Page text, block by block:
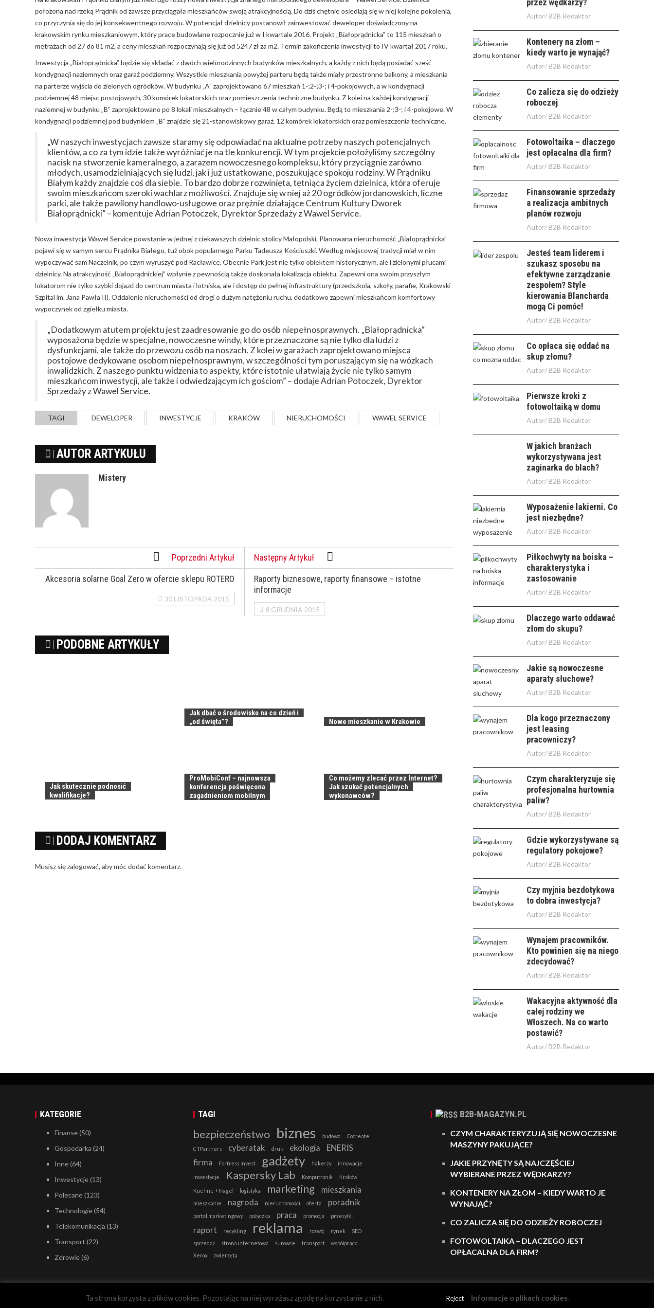
położona nad rzeką Prądnik od zawsze przyciągała mieszkańców swoją atrakcyjnością. Do dziś chętnie osiedlają się w niej kolejne pokolenia,
co przyczynia się do jej konsekwentnego rozwoju. W potencjał dzielnicy postanowił zainwestować deweloper doświadczony na
krakowskim rynku mieszkaniowym, który prace budowlane rozpocznie już w I kwartale 2016. Projekt „Białoprądnicka” to 115 mieszkań o
metrażach od 27 do 81 m2, a ceny mieszkań rozpoczynają się już od 5247 zł za m2. Termin zakończenia inwestycji to IV kwartał 2017 roku.
Inwestycja „Białoprądnicka” będzie się składać z dwóch wielorodzinnych budynków mieszkalnych, a każdy z nich będą posiadać sześć
kondygnacji naziemnych oraz garaż podziemny. Wszystkie mieszkania powyżej parteru będą także miały przestronne balkony, a mieszkania
na parterze wyjścia do zielonych ogródków. W budynku „A” zaprojektowano 67 mieszkań 1-;2-;3-; i 4-pokojowych, a w kondygnacji
podziemnej 48 miejsc postojowych, 30 komórek lokatorskich oraz pomieszczenia techniczne budynku. Z kolei na każdej kondygnacji
naziemnej w budynku „B” zaprojektowano po 8 lokali mieszkalnych – łącznie 48 w całym budynku. Będą to mieszkania 2-;3-; i 4-pokojowe. W
kondygnacji podziemnej pod budynkiem „B” znajdzie się 21-stanowiskowy garaż, 12 komórek lokatorskich oraz pomieszczenia techniczne.
„W naszych inwestycjach zawsze staramy się odpowiadać na aktualne potrzeby naszych potencjalnych
klientów, a co za tym idzie także wyróżniać je na tle konkurencji. W tym projekcie położyliśmy szczególny
nacisk na stworzenie kameralnego, a zarazem nowoczesnego kompleksu, który przyciągnie zarówno
młodych, usamodzielniających się ludzi, jak i już ustatkowane, poszukujące spokoju rodziny. W Prądniku
Białym każdy znajdzie coś dla siebie. To bardzo dobrze rozwinięta, tętniąca życiem dzielnica, która oferuje
swoim mieszkańcom szeroki wachlarz możliwości. Znajduje się w niej aż 20 ogródków jordanowskich, liczne
parki, ale także pawilony handlowo-usługowe oraz prężnie działające Centrum Kultury Dworek
Białoprądnicki” – komentuje Adrian Potoczek, Dyrektor Sprzedaży z Wawel Service.
Nowa inwestycja Wawel Service powstanie w jednej z ciekawszych dzielnic stolicy Małopolski. Planowana nieruchomość „Białoprądnicka”
pojawi się w samym sercu Prądnika Białego, tuż obok popularnego Parku Tadeusza Kościuszki. Według miejscowej tradycji miał w nim
wypoczywać sam Naczelnik, po czym wyruszyć pod Racławice. Obecnie Park jest nie tylko obiektem historycznym, ale i zielonymi płucami
dzielnicy. Na atrakcyjność „Białoprądnickiej” wpłynie z pewnością także doskonała lokalizacja obiektu. Zapewni ona swoim przyszłym
lokatorom nie tylko szybki dojazd do centrum miasta i lotniska, ale i dostęp do pełnej infrastruktury (przedszkola, szkoły, parafie, Krakowski
Szpital im. Jana Pawła II). Oddalenie nieruchomości od drogi o dużym natężeniu ruchu, dodatkowo zapewni mieszkańcom komfortowy
wypoczynek od zgiełku miasta.
„Dodatkowym atutem projektu jest zaadresowanie go do osób niepełnosprawnych. „Białoprądnicka”
wyposażona będzie w specjalne, nowoczesne windy, które przeznaczone są nie tylko dla ludzi z
dysfunkcjami, ale także do przewozu osób na noszach. Z kolei w garażach zaprojektowano miejsca
postojowe dedykowane osobom niepełnosprawnym, w szczególności tym poruszającym się na wózkach
inwalidzkich. Z naszego punktu widzenia to aspekty, które istotnie ułatwiają życie nie tylko samym
mieszkańcom inwestycji, ale także i odwiedzającym ich gościom” – dodaje Adrian Potoczek, Dyrektor
Sprzedaży z Wawel Service.
TAGI DEWELOPER INWESTYCJE KRAKÓW NIERUCHOMOŚCI WAWEL SERVICE
AUTOR ARTYKUŁU
Mistery
Poprzedni Artykuł
Akcesoria solarne Goal Zero w ofercie sklepu ROTERO
30 LISTOPADA 2015
Następny Artykuł
Raporty biznesowe, raporty finansowe – istotne
informacje
8 GRUDNIA 2015
PODOBNE ARTYKUŁY
Jak skutecznie podnosić
kwalifikacje?
Jak dbać o środowisko na co dzień i
„od święta”?
Nowe mieszkanie w Krakowie
ProMobiConf – najnowsza
konferencja poświęcona
zagadnieniom mobilnym
Co możemy zlecać przez Internet?
Jak szukać potencjalnych
wykonawców?
DODAJ KOMENTARZ
Musisz sięzalogować, aby móc dodać komentarz.
przez wędkarzy?
Autor/ B2B Redaktor
Kontenery na złom –
kiedy warto je wynająć?
Autor/ B2B Redaktor
Co zalicza się do odzieży
roboczej
Autor/ B2B Redaktor
Fotowoltaika – dlaczego
jest opłacalna dla firm?
Autor/ B2B Redaktor
Finansowanie sprzedaży
a realizacja ambitnych
planów rozwoju
Autor/ B2B Redaktor
Jesteś team liderem i
szukasz sposobu na
efektywne zarządzanie
zespołem? Style
kierowania Blancharda
mogą Ci pomóc!
Autor/ B2B Redaktor
Co opłaca się oddać na
skup złomu?
Autor/ B2B Redaktor
Pierwsze kroki z
fotowoltaiką w domu
Autor/ B2B Redaktor
W jakich branżach
wykorzystywana jest
zaginarka do blach?
Autor/ B2B Redaktor
Wyposażenie lakierni. Co
jest niezbędne?
Autor/ B2B Redaktor
Piłkochwyty na boiska –
charakterystyka i
zastosowanie
Autor/ B2B Redaktor
Dlaczego warto oddawać
złom do skupu?
Autor/ B2B Redaktor
Jakie są nowoczesne
aparaty słuchowe?
Autor/ B2B Redaktor
Dla kogo przeznaczony
jest leasing
pracowniczy?
Autor/ B2B Redaktor
Czym charakteryzuje się
profesjonalna hurtownia
paliw?
Autor/ B2B Redaktor
Gdzie wykorzystywane są
regulatory pokojowe?
Autor/ B2B Redaktor
Czy myjnia bezdotykowa
to dobra inwestycja?
Autor/ B2B Redaktor
Wynajem pracowników.
Kto powinien się na niego
zdecydować?
Autor/ B2B Redaktor
Wakacyjna aktywność dla
całej rodziny we
Włoszech. Na co warto
postawić?
Autor/ B2B Redaktor
KATEGORIE
Finanse(50)
Gospodarka (24)
Inne(64)
Inwestycje(13)
Polecane(123)
Technologie(54)
Telekomunikacja (13)
Transport (22)
Zdrowie(6)
TAGI
bezpieczeństwo biznes budowa
Cocreate
CTPartners
cyberatak druk ekologia
ENERIS
firma
Fortress Invest gadżety hakerzy innowacje
inwestycje Kaspersky Lab Komputronik Kraków
Kuehne + Nagel logistyka marketing mieszkania
mieszkanie nagroda nieruchomości oferta poradnik
portal marketingowy pożyczka praca promocja przesyłki
raport recykling reklama rozwój rynek
SEO
sprzedaż
strona internetowa surowce transport
współpraca
Xerox
zwierzęta
B2B-MAGAZYN.PL
CZYM CHARAKTERYZUJĄ SIĘ NOWOCZESNE
MASZYNY PAKUJĄCE?
JAKIE PRZYNĘTY SĄ NAJCZĘŚCIEJ
WYBIERANE PRZEZ WĘDKARZY?
KONTENERY NA ZŁOM – KIEDY WARTO JE
WYNAJĄĆ?
CO ZALICZA SIĘ DO ODZIEŻY ROBOCZEJ
FOTOWOLTAIKA – DLACZEGO JEST
OPŁACALNA DLA FIRM?
B2B-MAGAZYN.PL
Ta strona korzysta z plików cookies. Pozostając na niej wyrażasz zgodę na korzystanie z nich. Reject Informacje o plikach cookies.